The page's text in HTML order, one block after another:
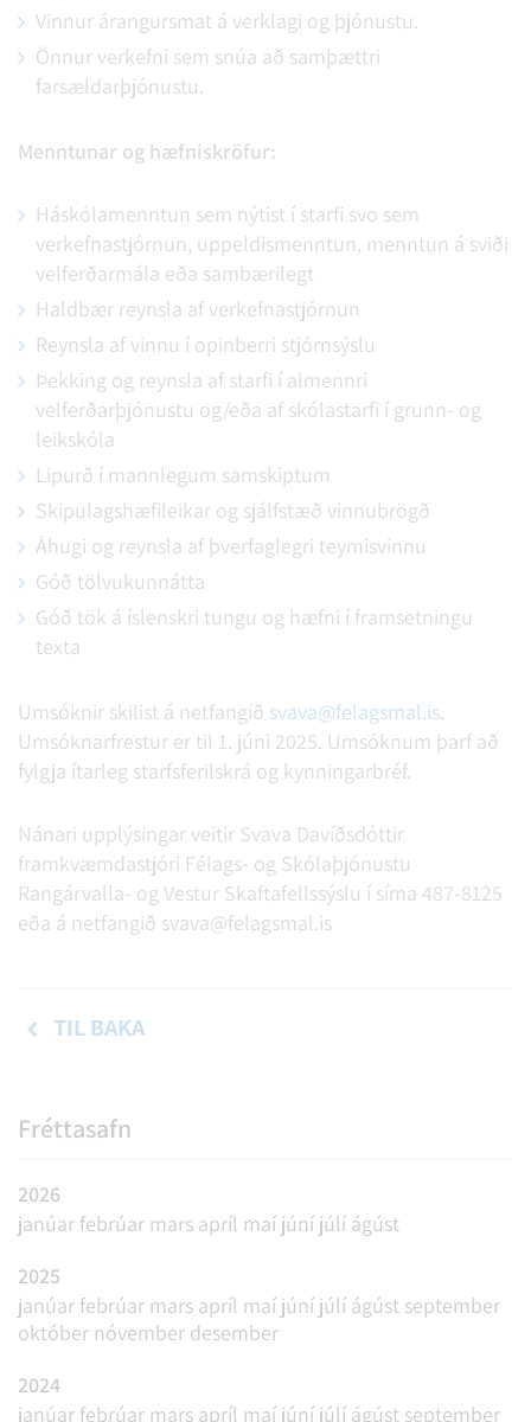
Vinnur árangursmat á verklagi og þjónustu.
Önnur verkefni sem snúa að samþættri
farsældarþjónustu.
Menntunar og hæfniskröfur:
Háskólamenntun sem nýtist í starfi svo sem
verkefnastjórnun, uppeldismenntun, menntun á sviði
velferðarmála eða sambærilegt
Haldbær reynsla af verkefnastjórnun
Reynsla af vinnu í opinberri stjórnsýslu
Þekking og reynsla af starfi í almennri
velferðarþjónustu og/eða af skólastarfi í grunn- og
leikskóla
Lipurð í mannlegum samskiptum
Skipulagshæfileikar og sjálfstæð vinnubrögð
Áhugi og reynsla af þverfaglegri teymisvinnu
Góð tölvukunnátta
Góð tök á íslenskri tungu og hæfni í framsetningu
texta
Umsóknir skilist á netfangið svava@felagsmal.is.
Umsóknarfrestur er til 1. júni 2025. Umsóknum þarf að
fylgja ítarleg starfsferilskrá og kynningarbréf.
Nánari upplýsingar veitir Svava Davíðsdóttir
framkvæmdastjóri Félags- og Skólaþjónustu
Rangárvalla- og Vestur Skaftafellssýslu í síma 487-8125
eða á netfangið svava@felagsmal.is
TIL BAKA
Fréttasafn
2026
janúar febrúar mars apríl maí júní júlí ágúst
2025
janúar febrúar mars apríl maí júní júlí ágúst september
október nóvember desember
2024
janúar febrúar mars apríl maí júní júlí ágúst september